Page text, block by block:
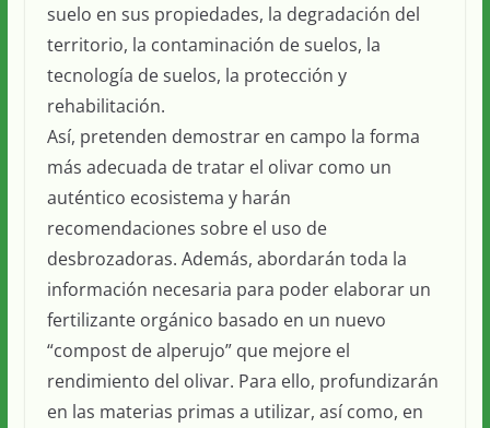
suelo en sus propiedades, la degradación del
territorio, la contaminación de suelos, la
tecnología de suelos, la protección y
rehabilitación.
Así, pretenden demostrar en campo la forma
más adecuada de tratar el olivar como un
auténtico ecosistema y harán
recomendaciones sobre el uso de
desbrozadoras. Además, abordarán toda la
información necesaria para poder elaborar un
fertilizante orgánico basado en un nuevo
“compost de alperujo” que mejore el
rendimiento del olivar. Para ello, profundizarán
en las materias primas a utilizar, así como, en